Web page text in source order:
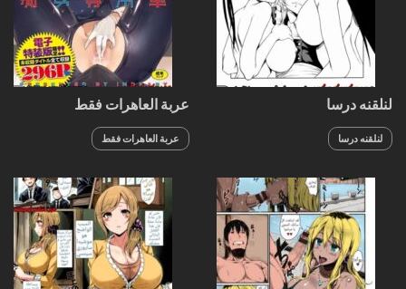
لنلقنه درسا
لنلقنه درسا
عربة العاهرات فقط
عربة العاهرات فقط